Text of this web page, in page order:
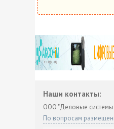
Наши контакты:
ООО "Деловые системы
По вопросам